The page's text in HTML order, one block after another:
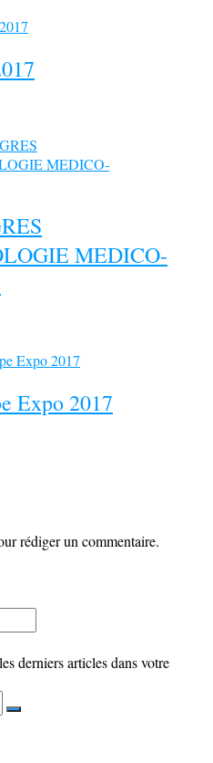
MEDICO-
Expo 2017
rédiger un commentaire.
derniers articles dans votre